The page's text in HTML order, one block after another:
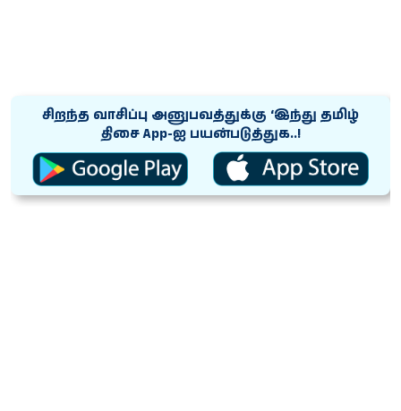
சிறந்த வாசிப்பு அனுபவத்துக்கு ‘இந்து தமிழ்
திசை App-ஐ பயன்படுத்துக..!